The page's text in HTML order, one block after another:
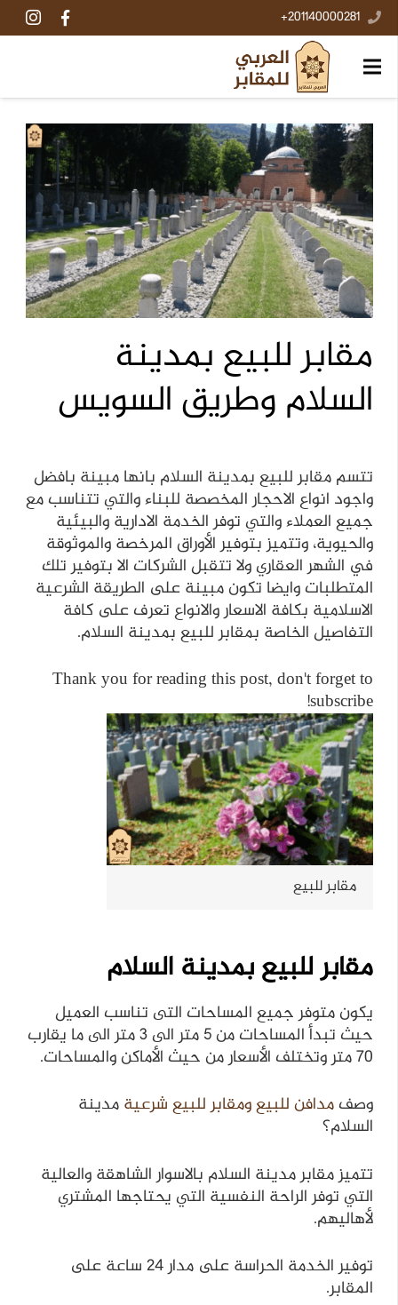
201140000281+
مقابر للبيع بمدينة
السلام وطريق السويس
تتسم مقابر للبيع بمدينة السلام بانها مبينة بافضل
واجود انواع الاحجار المخصصة للبناء والتي تتناسب مع
جميع العملاء والتي توفر الخدمة الادارية والبيئية
والحيوية،وتتميز بتوفير الأوراق المرخصة والموثوقة
في الشهر العقاري ولا تتقبل الشركات الا بتوفير تلك
المتطلبات وايضا تكون مبينة على الطريقة الشرعية
الاسلامية بكافة الاسعار والانواع تعرف على كافة
التفاصيل الخاصة بمقابر للبيع بمدينة السلام.
Thank you for reading this post, don't forget to
subscribe!
مقابر للبيع
مقابر للبيع بمدينة السلام
يكون متوفر جميع المساحات التى تناسب العميل
حيث تبدأ المساحات من 5 متر الى 3 متر الى ما يقارب
70 متر وتختلف الأسعار من حيث الأماكن والمساحات.
وصفمدافن للبيع ومقابر للبيع شرعيةمدينة
السلام؟
تتميز مقابر مدينة السلام بالاسوار الشاهقة والعالية
التي توفر الراحة النفسية التي يحتاجها المشتري
لأهاليهم.
توفير الخدمة الحراسة على مدار 24 ساعة على
المقابر.